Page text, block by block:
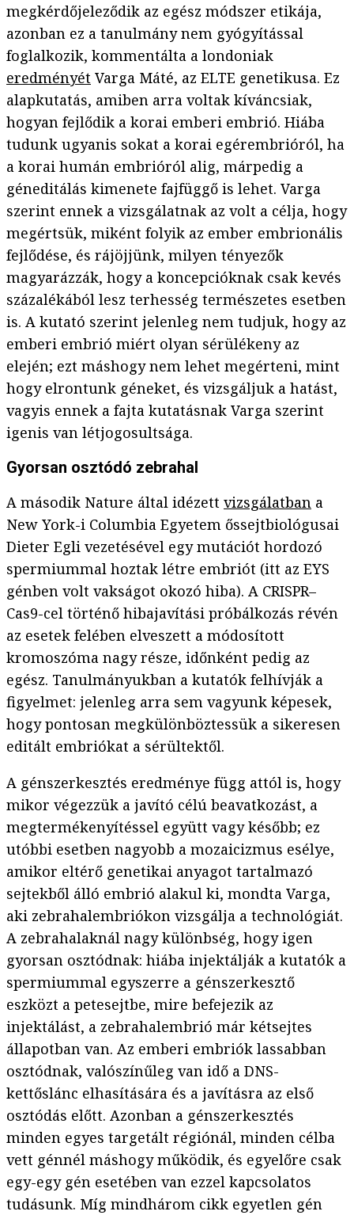
megkérdőjeleződik az egész módszer etikája,
azonban ez a tanulmány nem gyógyítással
foglalkozik, kommentálta a londoniak
eredményét Varga Máté, az ELTE genetikusa. Ez
alapkutatás, amiben arra voltak kíváncsiak,
hogyan fejlődik a korai emberi embrió. Hiába
tudunk ugyanis sokat a korai egérembrióról, ha
a korai humán embrióról alig, márpedig a
géneditálás kimenete fajfüggő is lehet. Varga
szerint ennek a vizsgálatnak az volt a célja, hogy
megértsük, miként folyik az ember embrionális
fejlődése, és rájöjjünk, milyen tényezők
magyarázzák, hogy a koncepcióknak csak kevés
százalékából lesz terhesség természetes esetben
is. A kutató szerint jelenleg nem tudjuk, hogy az
emberi embrió miért olyan sérülékeny az
elején; ezt máshogy nem lehet megérteni, mint
hogy elrontunk géneket, és vizsgáljuk a hatást,
vagyis ennek a fajta kutatásnak Varga szerint
igenis van létjogosultsága.
Gyorsan osztódó zebrahal
A második Nature által idézett vizsgálatban a
New York-i Columbia Egyetem őssejtbiológusai
Dieter Egli vezetésével egy mutációt hordozó
spermiummal hoztak létre embriót (itt az EYS
génben volt vakságot okozó hiba). A CRISPR–
Cas9-cel történő hibajavítási próbálkozás révén
az esetek felében elveszett a módosított
kromoszóma nagy része, időnként pedig az
egész. Tanulmányukban a kutatók felhívják a
figyelmet: jelenleg arra sem vagyunk képesek,
hogy pontosan megkülönböztessük a sikeresen
editált embriókat a sérültektől.
A génszerkesztés eredménye függ attól is, hogy
mikor végezzük a javító célú beavatkozást, a
megtermékenyítéssel együtt vagy később; ez
utóbbi esetben nagyobb a mozaicizmus esélye,
amikor eltérő genetikai anyagot tartalmazó
sejtekből álló embrió alakul ki, mondta Varga,
aki zebrahalembriókon vizsgálja a technológiát.
A zebrahalaknál nagy különbség, hogy igen
gyorsan osztódnak: hiába injektálják a kutatók a
spermiummal egyszerre a génszerkesztő
eszközt a petesejtbe, mire befejezik az
injektálást, a zebrahalembrió már kétsejtes
állapotban van. Az emberi embriók lassabban
osztódnak, valószínűleg van idő a DNS-
kettőslánc elhasítására és a javításra az első
osztódás előtt. Azonban a génszerkesztés
minden egyes targetált régiónál, minden célba
vett génnél máshogy működik, és egyelőre csak
egy-egy gén esetében van ezzel kapcsolatos
tudásunk. Míg mindhárom cikk egyetlen gén